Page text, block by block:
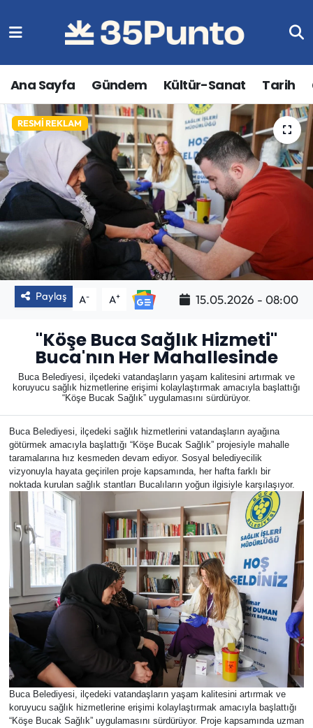
Ana Sayfa Gündem Kültür-Sanat Tarih
BU BIR İLANDIR
RESMI REKLAM
Paylaş A- A+ 15.05.2026 - 08:00
"Köşe Buca Sağlık Hizmeti"
Buca'nın Her Mahallesinde
Buca Belediyesi, ilçedeki vatandaşların yaşam kalitesini artırmak ve
koruyucu sağlık hizmetlerine erişimi kolaylaştırmak amacıyla başlattığı
“Köşe Bucak Sağlık” uygulamasını sürdürüyor.
Buca Belediyesi, ilçedeki sağlık hizmetlerini vatandaşların ayağına
götürmek amacıyla başlattığı “Köşe Bucak Sağlık” projesiyle mahalle
taramalarına hız kesmeden devam ediyor. Sosyal belediyecilik
vizyonuyla hayata geçirilen proje kapsamında, her hafta farklı bir
noktada kurulan sağlık stantları Bucalıların yoğun ilgisiyle karşılaşıyor.
Buca Belediyesi, ilçedeki vatandaşların yaşam kalitesini artırmak ve
koruyucu sağlık hizmetlerine erişimi kolaylaştırmak amacıyla başlattığı
“Köşe Bucak Sağlık” uygulamasını sürdürüyor. Proje kapsamında uzman